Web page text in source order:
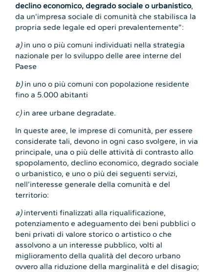
declino economico, degrado sociale o urbanistico,
da un’impresa sociale di comunità che stabilisca la
propria sede legale ed operi prevalentemente”:
a)in uno o più comuni individuati nella strategia
nazionale per lo sviluppo delle aree interne del
Paese
b)in uno o più comuni con popolazione residente
fino a 5.000 abitanti
c)in aree urbane degradate.
In queste aree, le imprese di comunità, per essere
considerate tali, devono in ogni caso svolgere, in via
principale, una o più delle attività di contrasto allo
spopolamento, declino economico, degrado sociale
o urbanistico, e uno o più dei seguenti servizi,
nell’interesse generale della comunità e del
territorio:
a)interventi finalizzati alla riqualificazione,
potenziamento e adeguamento dei beni pubblici o
beni privati di valore storico o artistico o che
assolvono a un interesse pubblico, volti al
miglioramento della qualità del decoro urbano
ovvero alla riduzione della marginalità e del disagio;